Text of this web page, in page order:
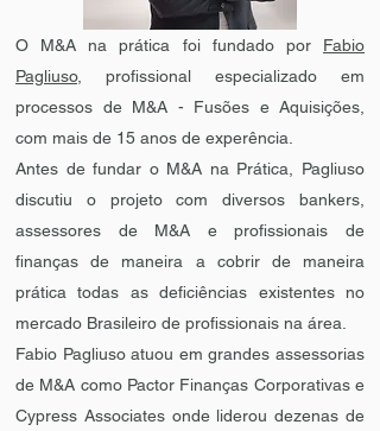
O M&A na prática foi fundado por Fabio
Pagliuso, profissional especializado em
processos de M&A - Fusões e Aquisições,
com mais de 15 anos de experência.
Antes de fundar o M&A na Prática, Pagliuso
discutiu o projeto com diversos bankers,
assessores de M&A e profissionais de
finanças de maneira a cobrir de maneira
prática todas as deficiências existentes no
mercado Brasileiro de profissionais na área.
Fabio Pagliuso atuou em grandes assessorias
de M&A como Pactor Finanças Corporativas e
Cypress Associates onde liderou dezenas de